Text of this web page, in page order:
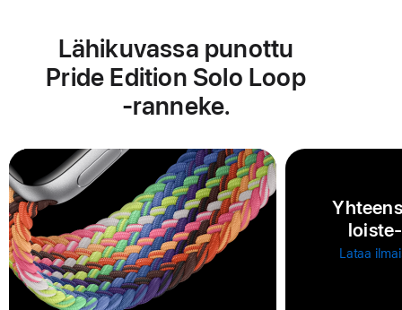
Lähikuvassa punottu
Pride Edition Solo Loop
‑ranneke.
Lataa